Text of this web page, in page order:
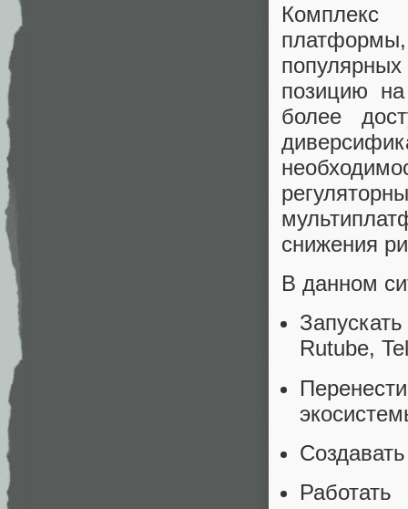
Комплекс
позицию
более
снижения
В данном
Rutube,